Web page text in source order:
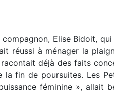
Elise Bidoit,
réussi à ménager la
déjà des faits
fin de poursuites. Les
féminine », allait